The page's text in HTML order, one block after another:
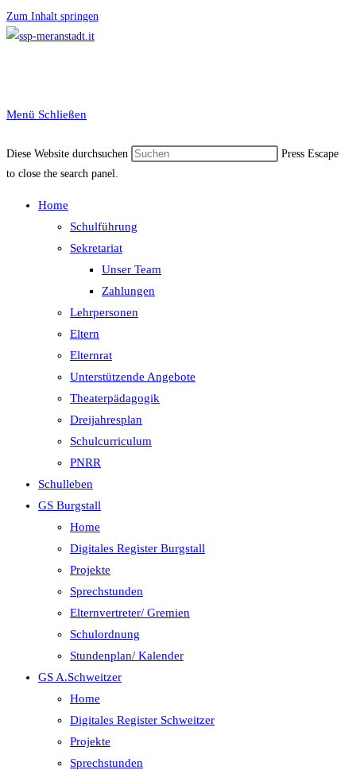
Zum Inhalt springen
Menü Schließen
Diese Website durchsuchen
Press Escape
to close the search panel.
Home
Schulführung
Sekretariat
Unser Team
Zahlungen
Lehrpersonen
Eltern
Elternrat
Unterstützende Angebote
Theaterpädagogik
Dreijahresplan
Schulcurriculum
PNRR
Schulleben
GS Burgstall
Home
Digitales Register Burgstall
Projekte
Sprechstunden
Elternvertreter/ Gremien
Schulordnung
Stundenplan/ Kalender
GS A.Schweitzer
Home
Digitales Register Schweitzer
Projekte
Sprechstunden